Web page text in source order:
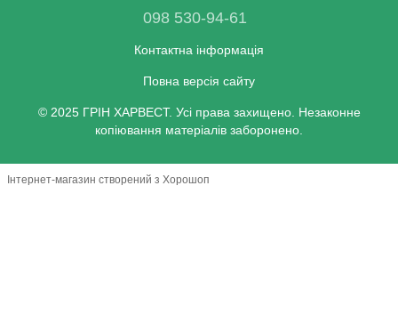
098 530-94-61
Контактна інформація
Повна версія сайту
© 2025 ГРІН ХАРВЕСТ. Усі права захищено. Незаконне
копіювання матеріалів заборонено.
Інтернет-магазин створений з Хорошоп